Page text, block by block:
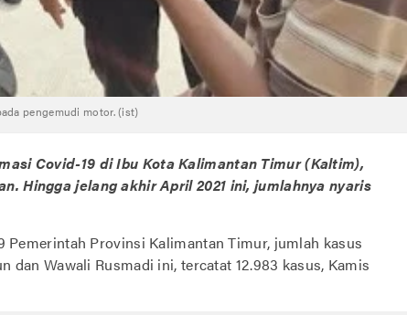
pengemudi motor. (ist)
Covid-19 di Ibu Kota Kalimantan Timur (Kaltim),
Hingga jelang akhir April 2021 ini, jumlahnya nyaris
Pemerintah Provinsi Kalimantan Timur, jumlah kasus
Wawali Rusmadi ini, tercatat 12.983 kasus, Kamis